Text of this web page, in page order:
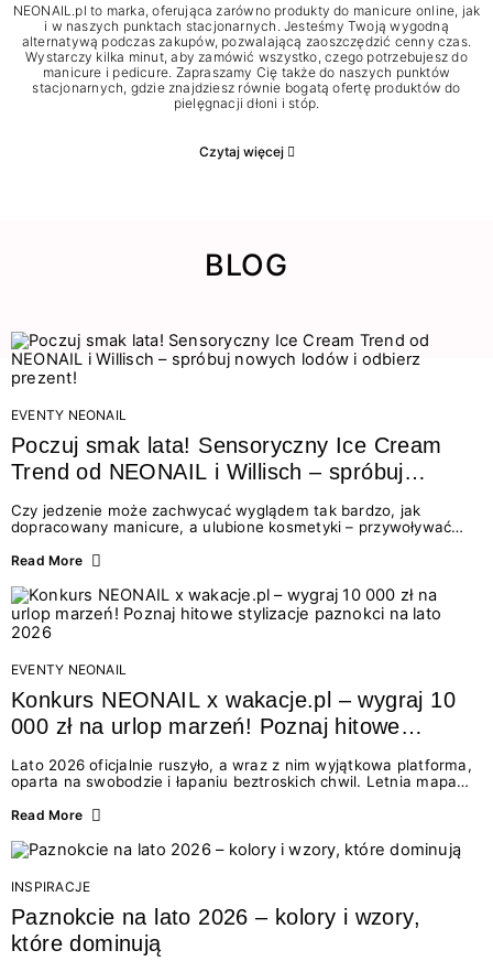
NEONAIL.pl to marka, oferująca zarówno produkty do manicure online, jak
i w naszych punktach stacjonarnych. Jesteśmy Twoją wygodną
alternatywą podczas zakupów, pozwalającą zaoszczędzić cenny czas.
Wystarczy kilka minut, aby zamówić wszystko, czego potrzebujesz do
manicure i pedicure. Zapraszamy Cię także do naszych punktów
stacjonarnych, gdzie znajdziesz równie bogatą ofertę produktów do
pielęgnacji dłoni i stóp.
Czytaj więcej
BLOG
EVENTY NEONAIL
Poczuj smak lata! Sensoryczny Ice Cream
Trend od NEONAIL i Willisch – spróbuj
nowych lodów i odbierz prezent!
Czy jedzenie może zachwycać wyglądem tak bardzo, jak
dopracowany manicure, a ulubione kosmetyki – przywoływać
świata beauty i oszałamiających deserów to coś więcej niż
zmysłami: przez soczysty kolor, aksamitną teksturę,
orzeźwiający zapach i słodki akcent na podniebieniu. Tego lata
NEONAIL łączy siły z marką Willisch, tworząc unikalny projekt
na styku jedzenia i piękna....
Read More
EVENTY NEONAIL
Konkurs NEONAIL x wakacje.pl – wygraj 10
000 zł na urlop marzeń! Poznaj hitowe
Lato 2026 oficjalnie ruszyło, a wraz z nim wyjątkowa platforma,
oparta na swobodzie i łapaniu beztroskich chwil. Letnia mapa
doświadczenia wakacji – od spontanicznych wyjazdów, przez
Motywem przewodnim jest eksplorowanie i kolekcjonowanie
letnich momentów. Z tej okazji przygotowaliśmy coś absolutnie
wyjątkowego: wielki konkurs z wakacje.pl oraz dawkę
najgorętszych trendów w...
Read More
INSPIRACJE
Paznokcie na lato 2026 – kolory i wzory,
które dominują